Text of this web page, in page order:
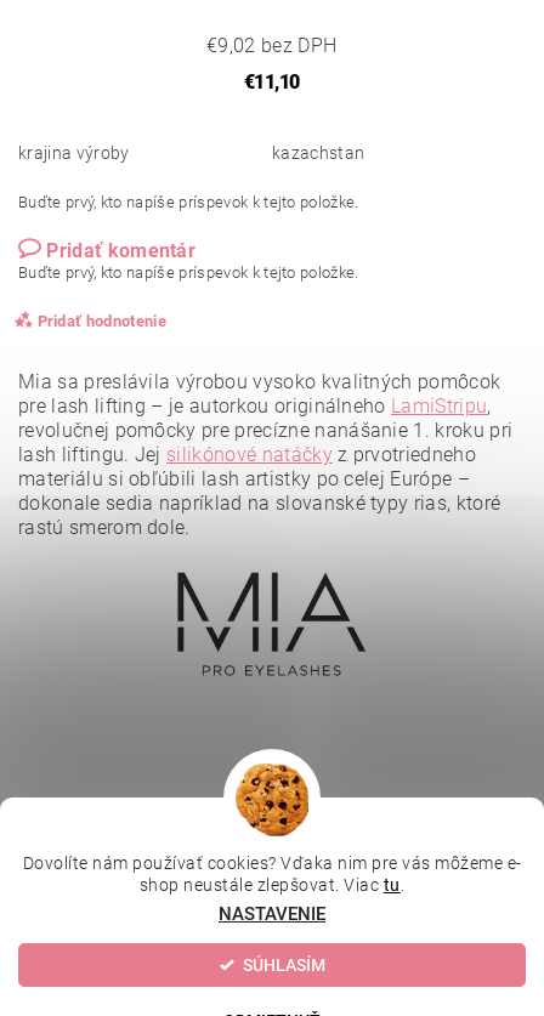
€9,02 bez DPH
€11,10
krajina výroby kazachstan
Buďte prvý, kto napíše príspevok k tejto položke.
Pridať komentár
Buďte prvý, kto napíše príspevok k tejto položke.
Pridať hodnotenie
Mia sa preslávila výrobou vysoko kvalitných pomôcok
pre lash lifting – je autorkou originálneho LamiStripu,
revolučnej pomôcky pre precízne nanášanie 1. kroku pri
lash liftingu. Jej silikónové natáčkyz prvotriedneho
materiálu si obľúbili lash artistky po celej Európe –
dokonale sedia napríklad na slovanské typy rias, ktoré
rastú smerom dole.
Depilujeme.cz | Kosmetická škola | Online kosmetické kurzy |
MikroArt | Ella Baché
2026 © Kozmetický obchod, všetky práva vyhradenéUpraviť nastavenie cookies
Vytvoril Shoptet
Dovolíte nám používať cookies? Vďaka nim pre vás môžeme e-
shop neustále zlepšovat. Viac tu
NASTAVENIE
SÚHLASÍM